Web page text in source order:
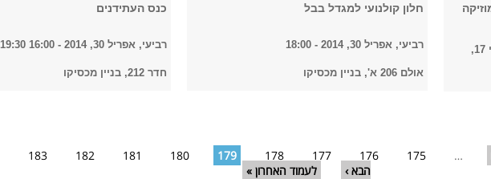
חמישי, יולי 17,
חלון קולנועי למגדל בבל
רביעי, אפריל 30, 2014 - 18:00
אולם 206 א', בניין מכסיקו
כנס העתידנים
רביעי, אפריל 30, 2014 - 16:00
to
19:30
חדר 212, בניין מכסיקו
…
175
176
177
178
179
180
181
182
183
הבא ›
לעמוד האחרון »